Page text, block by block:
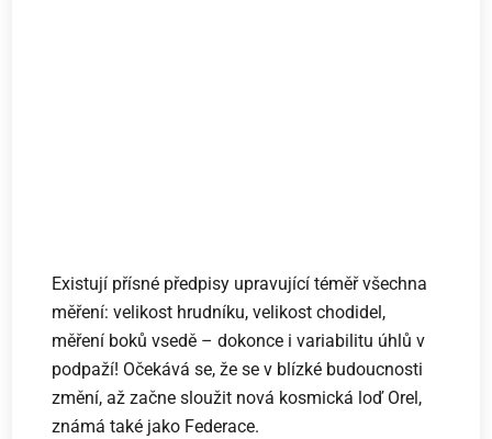
Existují přísné předpisy upravující téměř všechna
měření: velikost hrudníku, velikost chodidel,
měření boků vsedě – dokonce i variabilitu úhlů v
podpaží! Očekává se, že se v blízké budoucnosti
změní, až začne sloužit nová kosmická loď Orel,
známá také jako Federace.